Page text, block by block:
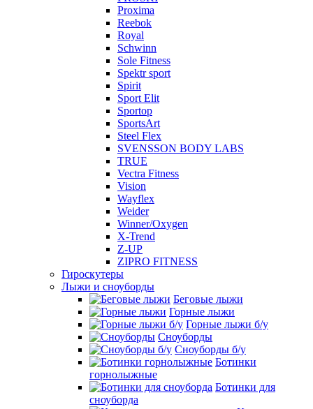
Proxima
Reebok
Royal
Schwinn
Sole Fitness
Spektr sport
Spirit
Sport Elit
Sportop
SportsArt
Steel Flex
SVENSSON BODY LABS
TRUE
Vectra Fitness
Vision
Wayflex
Weider
Winner/Oxygen
X-Trend
Z-UP
ZIPRO FITNESS
Гироскутеры
Лыжи и сноуборды
Беговые лыжи
Горные лыжи
Горные лыжи б/у
Сноуборды
Сноуборды б/у
Ботинки
горнолыжные
Ботинки для
сноуборда